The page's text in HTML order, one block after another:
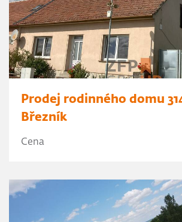
Prodej rodinného domu
Březník
Cena